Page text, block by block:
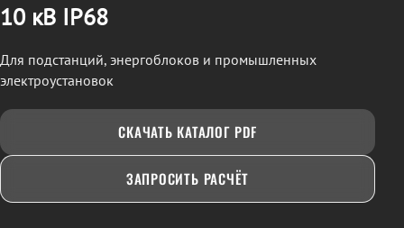
10 кВ IP68
Для подстанций, энергоблоков и промышленных
электроустановок
СКАЧАТЬ КАТАЛОГ PDF
ЗАПРОСИТЬ РАСЧЁТ